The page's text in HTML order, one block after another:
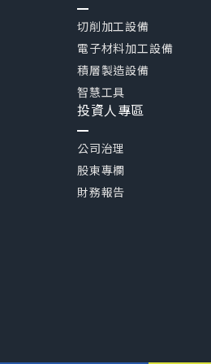
切削加工設備
電子材料加工設備
積層製造設備
智慧工具
投資人專區
公司治理
股東專欄
財務報告